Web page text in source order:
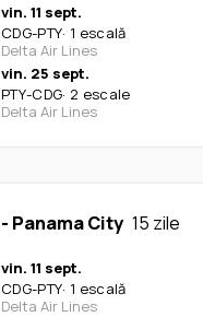
vin. 11 sept.
CDG-PTY· 1 escală
Delta Air Lines
vin. 25 sept.
PTY-CDG· 2 escale
Delta Air Lines
- Panama City 15 zile
vin. 11 sept.
CDG-PTY· 1 escală
Delta Air Lines